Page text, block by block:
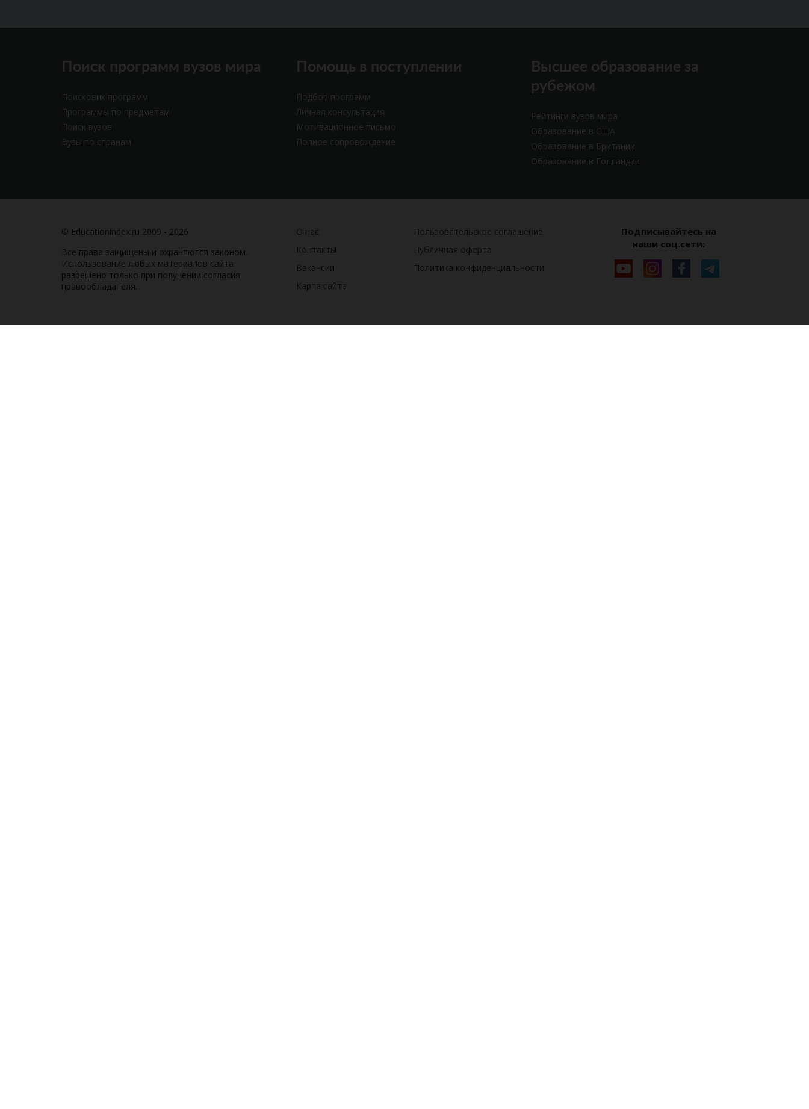
Поиск программ вузов мира
Поисковик программ
Программы по предметам
Поиск вузов
Вузы по странам
Помощь в поступлении
Подбор программ
Личная консультация
Мотивационное письмо
Полное сопровождение
Высшее образование за
рубежом
Рейтинги вузов мира
Образование в США
Образование в Британии
Образование в Голландии
© Educationindex.ru 2009 - 2026
Все права защищены и охраняются законом.
Использование любых материалов сайта
разрешено только при получении согласия
правообладателя.
О нас
Контакты
Вакансии
Карта сайта
Пользовательское соглашение
Публичная оферта
Политика конфиденциальности
Подписывайтесь на
наши соц.сети: